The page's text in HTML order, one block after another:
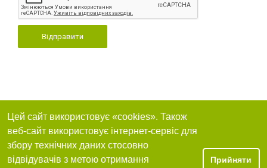
Відправити
Цей сайт використовує «cookies». Також
веб-сайт використовує інтернет-сервіс для
збору технічних даних стосовно
відвідувачів з метою отримання
Прийняти